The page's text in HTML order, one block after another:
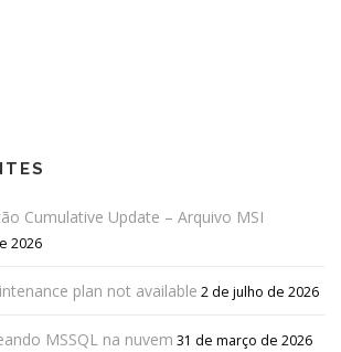
Cumulative Update – Arquivo MSI
2026
plan not available 2 de julho de 2026
MSSQL na nuvem 31 de março de 2026